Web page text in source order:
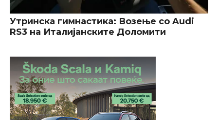
Утринска гимнастика: Возење со Audi
RS3 на Италијанските Доломити